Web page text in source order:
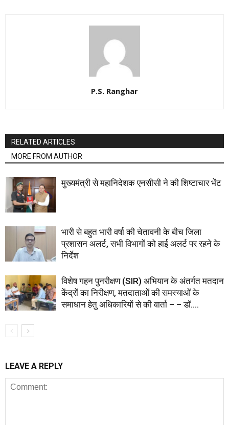
P.S. Ranghar
RELATED ARTICLES
MORE FROM AUTHOR
मुख्यमंत्री से महानिदेशक एनसीसी ने की शिष्टाचार भेंट
भारी से बहुत भारी वर्षा की चेतावनी के बीच जिला
प्रशासन अलर्ट, सभी विभागों को हाई अलर्ट पर रहने के
निर्देश
विशेष गहन पुनरीक्षण (SIR) अभियान के अंतर्गत मतदान
केंद्रों का निरीक्षण, मतदाताओं की समस्याओं के
समाधान हेतु अधिकारियों से की वार्ता – – डॉ....
LEAVE A REPLY